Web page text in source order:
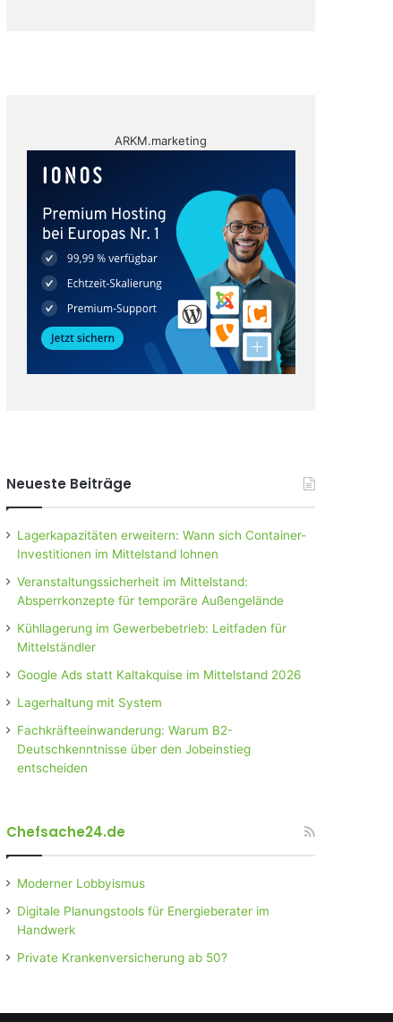
ARKM.marketing
Neueste Beiträge
Lagerkapazitäten erweitern: Wann sich Container-
Investitionen im Mittelstand lohnen
Veranstaltungssicherheit im Mittelstand:
Absperrkonzepte für temporäre Außengelände
Kühllagerung im Gewerbebetrieb: Leitfaden für
Mittelständler
Google Ads statt Kaltakquise im Mittelstand 2026
Lagerhaltung mit System
Fachkräfteeinwanderung: Warum B2-
Deutschkenntnisse über den Jobeinstieg
entscheiden
Chefsache24.de
Moderner Lobbyismus
Digitale Planungstools für Energieberater im
Handwerk
Private Krankenversicherung ab 50?